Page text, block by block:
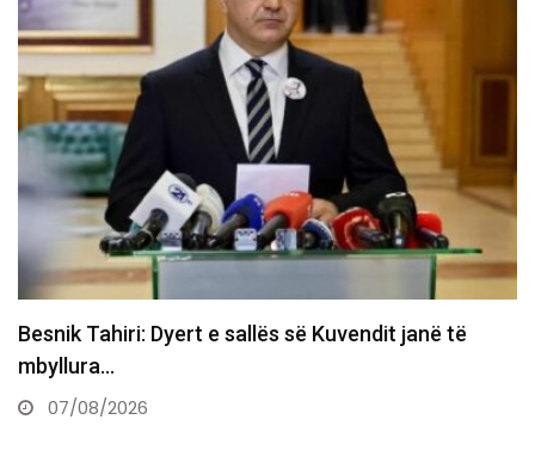
Maliqi: Deputetët t’i drejtohen Supremes për Kurtin
e Haxhiun jo…
07/08/2026